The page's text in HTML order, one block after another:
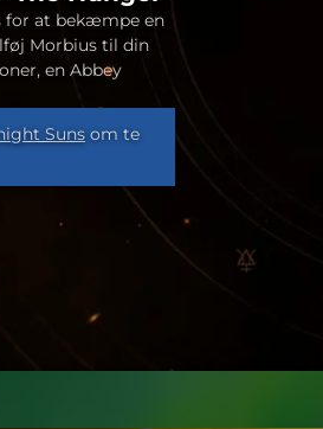
for at bekæmpe en
Morbius til din
en Abbey
Suns om te